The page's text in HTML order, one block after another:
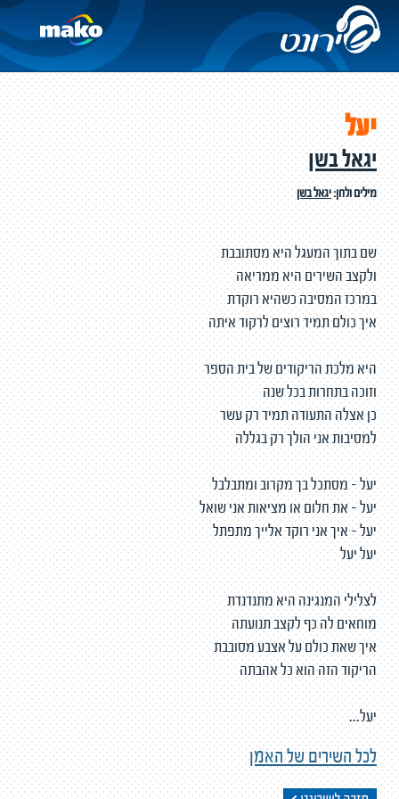
יעל
יגאל בשן
מילים ולחן:יגאל בשן
שם בתוך המעגל היא מסתובבת
ולקצב השירים היא ממריאה
במרכז המסיבה כשהיא רוקדת
איך כולם תמיד רוצים לרקוד איתה
היא מלכת הריקודים של בית הספר
וזוכה בתחרות בכל שנה
כן אצלה התעודה תמיד רק עשר
למסיבות אני הולך רק בגללה
יעל - מסתכל בך מקרוב ומתבלבל
יעל - את חלום או מציאות אני שואל
יעל - איך אני רוקד אלייך מתפתל
יעל יעל
לצלילי המנגינה היא מתנדנדת
מוחאים לה כף לקצב תנועתה
איך שאת כולם על אצבע מסובבת
הריקוד הזה הוא כל אהבתה
יעל...
לכל השירים של האמן